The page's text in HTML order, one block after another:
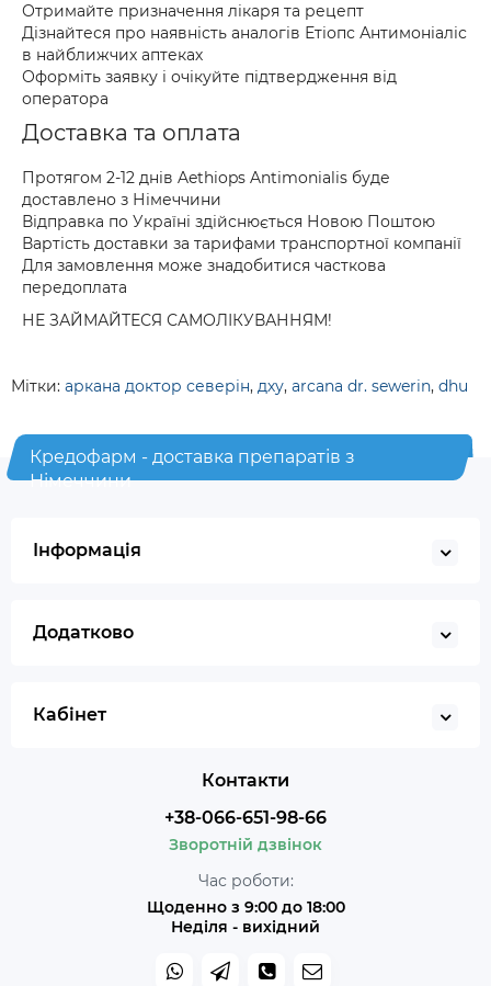
Отримайте призначення лікаря та рецепт
Дізнайтеся про наявність аналогів Етіопс Антимоніаліс
в найближчих аптеках
Оформіть заявку і очікуйте підтвердження від
оператора
Доставка та оплата
Протягом 2-12 днів Aethiops Antimonialis буде
доставлено з Німеччини
Відправка по Україні здійснюється Новою Поштою
Вартість доставки за тарифами транспортної компанії
Для замовлення може знадобитися часткова
передоплата
НЕ ЗАЙМАЙТЕСЯ САМОЛІКУВАННЯМ!
Мітки: аркана доктор северін, дху, arcana dr. sewerin, dhu
Кредофарм - доставка препаратів з
Німеччини
Інформація
Додатково
Кабінет
Контакти
+38-066-651-98-66
Зворотній дзвінок
Час роботи:
Щоденно з 9:00 до 18:00
Неділя - вихідний